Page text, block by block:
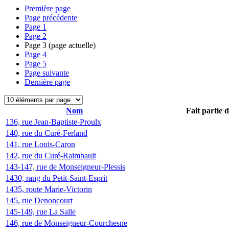
Première page
Page précédente
Page 1
Page 2
Page 3 (page actuelle)
Page 4
Page 5
Page suivante
Dernière page
Nom
Fait partie
136, rue Jean-Baptiste-Proulx
140, rue du Curé-Ferland
141, rue Louis-Caron
142, rue du Curé-Raimbault
143-147, rue de Monseigneur-Plessis
1430, rang du Petit-Saint-Esprit
1435, route Marie-Victorin
145, rue Denoncourt
145-149, rue La Salle
146, rue de Monseigneur-Courchesne